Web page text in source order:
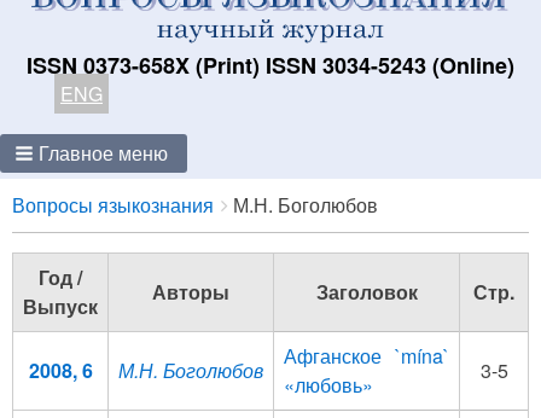
ISSN 0373-658X (Print) ISSN 3034-5243 (Online)
ENG
Главное меню
Breadcrumbs
You
are
here:
Вопросы языкознания М.Н. Боголюбов
Год /
Выпуск
Авторы Заголовок Стр.
2008, 6 М.Н. Боголюбов
Афганское `mína`
«любовь»
3-5